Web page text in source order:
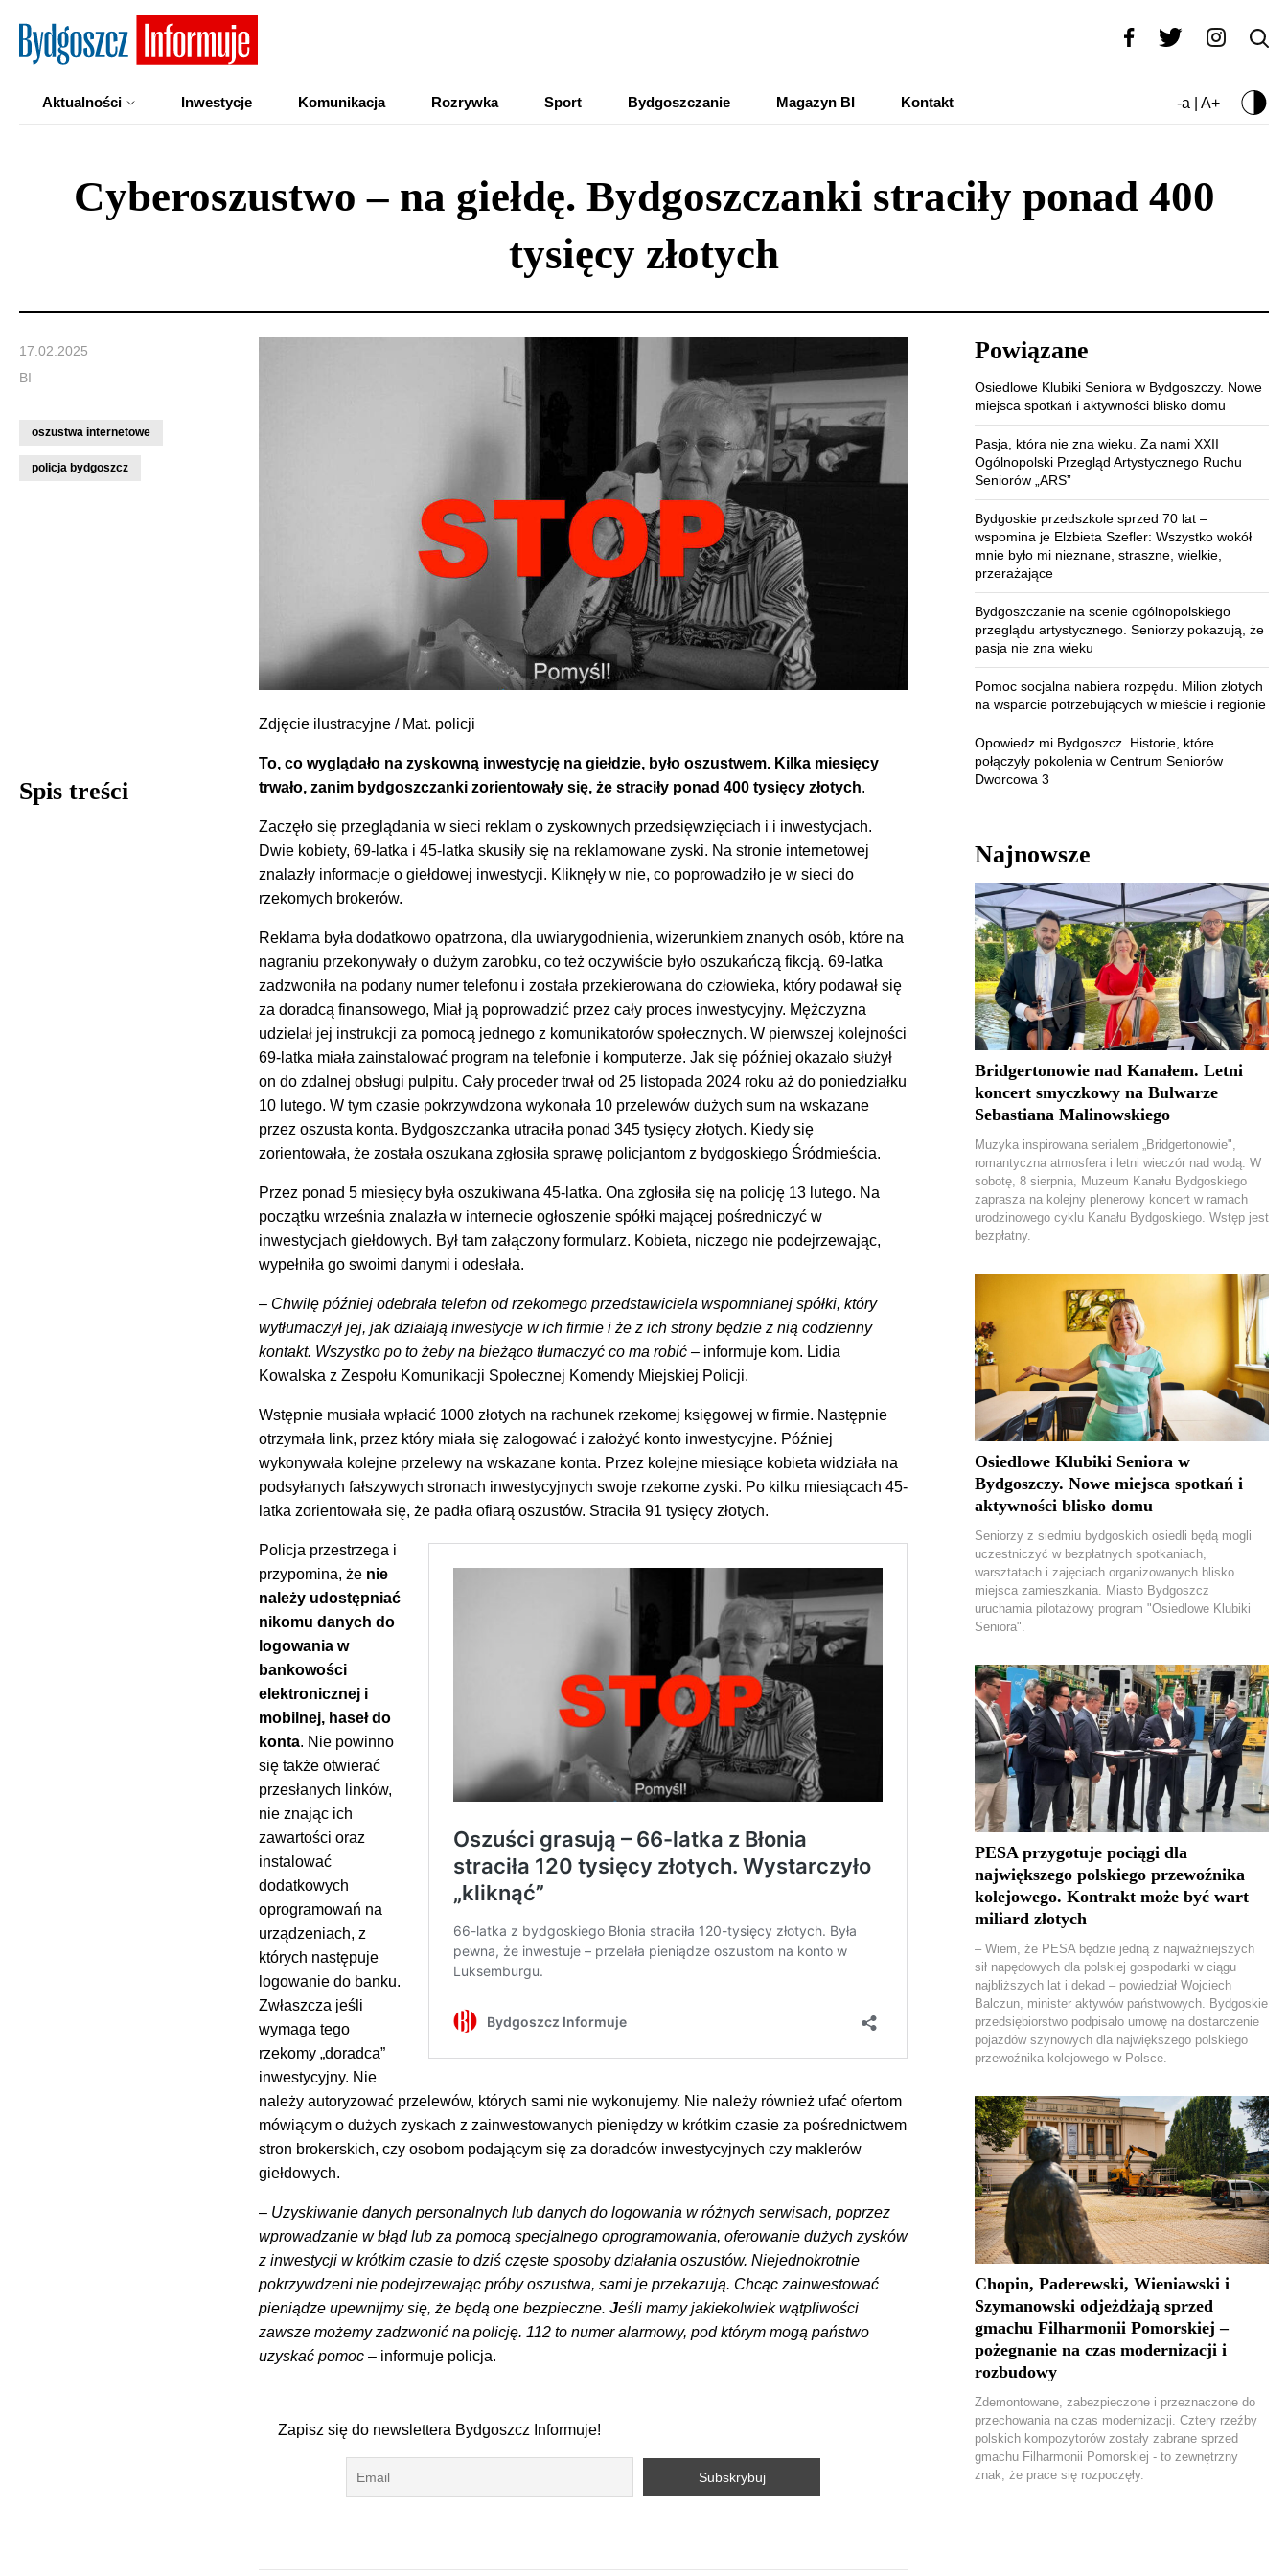
Aktualności Inwestycje Komunikacja Rozrywka Sport Bydgoszczanie Magazyn BI Kontakt -a | A+
Cyberoszustwo – na giełdę. Bydgoszczanki straciły ponad 400
tysięcy złotych
17.02.2025
BI
oszustwa internetowe
policja bydgoszcz
Spis treści
Zdjęcie ilustracyjne / Mat. policji
To, co wyglądało na zyskowną inwestycję na giełdzie, było oszustwem. Kilka miesięcy
trwało, zanim bydgoszczanki zorientowały się, że straciły ponad 400 tysięcy złotych.
Zaczęło się przeglądania w sieci reklam o zyskownych przedsięwzięciach i i inwestycjach.
Dwie kobiety, 69-latka i 45-latka skusiły się na reklamowane zyski. Na stronie internetowej
znalazły informacje o giełdowej inwestycji. Kliknęły w nie, co poprowadziło je w sieci do
rzekomych brokerów.
Reklama była dodatkowo opatrzona, dla uwiarygodnienia, wizerunkiem znanych osób, które na
nagraniu przekonywały o dużym zarobku, co też oczywiście było oszukańczą fikcją. 69-latka
zadzwoniła na podany numer telefonu i została przekierowana do człowieka, który podawał się
za doradcą finansowego, Miał ją poprowadzić przez cały proces inwestycyjny. Mężczyzna
udzielał jej instrukcji za pomocą jednego z komunikatorów społecznych. W pierwszej kolejności
69-latka miała zainstalować program na telefonie i komputerze. Jak się później okazało służył
on do zdalnej obsługi pulpitu. Cały proceder trwał od 25 listopada 2024 roku aż do poniedziałku
10 lutego. W tym czasie pokrzywdzona wykonała 10 przelewów dużych sum na wskazane
przez oszusta konta. Bydgoszczanka utraciła ponad 345 tysięcy złotych. Kiedy się
zorientowała, że została oszukana zgłosiła sprawę policjantom z bydgoskiego Śródmieścia.
Przez ponad 5 miesięcy była oszukiwana 45-latka. Ona zgłosiła się na policję 13 lutego. Na
początku września znalazła w internecie ogłoszenie spółki mającej pośredniczyć w
inwestycjach giełdowych. Był tam załączony formularz. Kobieta, niczego nie podejrzewając,
wypełniła go swoimi danymi i odesłała.
– Chwilę później odebrała telefon od rzekomego przedstawiciela wspomnianej spółki, który
wytłumaczył jej, jak działają inwestycje w ich firmie i że z ich strony będzie z nią codzienny
kontakt. Wszystko po to żeby na bieżąco tłumaczyć co ma robić – informuje kom. Lidia
Kowalska z Zespołu Komunikacji Społecznej Komendy Miejskiej Policji.
Wstępnie musiała wpłacić 1000 złotych na rachunek rzekomej księgowej w firmie. Następnie
otrzymała link, przez który miała się zalogować i założyć konto inwestycyjne. Później
wykonywała kolejne przelewy na wskazane konta. Przez kolejne miesiące kobieta widziała na
podsyłanych fałszywych stronach inwestycyjnych swoje rzekome zyski. Po kilku miesiącach 45-
latka zorientowała się, że padła ofiarą oszustów. Straciła 91 tysięcy złotych.
Policja przestrzega i
przypomina, że nie
należy udostępniać
nikomu danych do
logowania w
bankowości
elektronicznej i
mobilnej, haseł do
konta. Nie powinno
się także otwierać
przesłanych linków,
nie znając ich
zawartości oraz
instalować
dodatkowych
oprogramowań na
urządzeniach, z
których następuje
logowanie do banku.
Zwłaszcza jeśli
wymaga tego
rzekomy „doradca”
inwestycyjny. Nie
należy autoryzować przelewów, których sami nie wykonujemy. Nie należy również ufać ofertom
mówiącym o dużych zyskach z zainwestowanych pieniędzy w krótkim czasie za pośrednictwem
stron brokerskich, czy osobom podającym się za doradców inwestycyjnych czy maklerów
giełdowych.
– Uzyskiwanie danych personalnych lub danych do logowania w różnych serwisach, poprzez
wprowadzanie w błąd lub za pomocą specjalnego oprogramowania, oferowanie dużych zysków
z inwestycji w krótkim czasie to dziś częste sposoby działania oszustów. Niejednokrotnie
pokrzywdzeni nie podejrzewając próby oszustwa, sami je przekazują. Chcąc zainwestować
pieniądze upewnijmy się, że będą one bezpieczne. Jeśli mamy jakiekolwiek wątpliwości
zawsze możemy zadzwonić na policję. 112 to numer alarmowy, pod którym mogą państwo
uzyskać pomoc – informuje policja.
Zapisz się do newslettera Bydgoszcz Informuje!
Powiązane
Osiedlowe Klubiki Seniora w Bydgoszczy. Nowe
miejsca spotkań i aktywności blisko domu
Pasja, która nie zna wieku. Za nami XXII
Ogólnopolski Przegląd Artystycznego Ruchu
Seniorów „ARS”
Bydgoskie przedszkole sprzed 70 lat –
wspomina je Elżbieta Szefler: Wszystko wokół
mnie było mi nieznane, straszne, wielkie,
przerażające
Bydgoszczanie na scenie ogólnopolskiego
przeglądu artystycznego. Seniorzy pokazują, że
pasja nie zna wieku
Pomoc socjalna nabiera rozpędu. Milion złotych
na wsparcie potrzebujących w mieście i regionie
Opowiedz mi Bydgoszcz. Historie, które
połączyły pokolenia w Centrum Seniorów
Dworcowa 3
Najnowsze
Bridgertonowie nad Kanałem. Letni
koncert smyczkowy na Bulwarze
Sebastiana Malinowskiego
Muzyka inspirowana serialem „Bridgertonowie",
romantyczna atmosfera i letni wieczór nad wodą. W
sobotę, 8 sierpnia, Muzeum Kanału Bydgoskiego
zaprasza na kolejny plenerowy koncert w ramach
urodzinowego cyklu Kanału Bydgoskiego. Wstęp jest
bezpłatny.
Osiedlowe Klubiki Seniora w
Bydgoszczy. Nowe miejsca spotkań i
aktywności blisko domu
Seniorzy z siedmiu bydgoskich osiedli będą mogli
uczestniczyć w bezpłatnych spotkaniach,
warsztatach i zajęciach organizowanych blisko
miejsca zamieszkania. Miasto Bydgoszcz
uruchamia pilotażowy program "Osiedlowe Klubiki
Seniora".
PESA przygotuje pociągi dla
największego polskiego przewoźnika
kolejowego. Kontrakt może być wart
miliard złotych
– Wiem, że PESA będzie jedną z najważniejszych
sił napędowych dla polskiej gospodarki w ciągu
najbliższych lat i dekad – powiedział Wojciech
Balczun, minister aktywów państwowych. Bydgoskie
przedsiębiorstwo podpisało umowę na dostarczenie
pojazdów szynowych dla największego polskiego
przewoźnika kolejowego w Polsce.
Chopin, Paderewski, Wieniawski i
Szymanowski odjeżdżają sprzed
gmachu Filharmonii Pomorskiej –
pożegnanie na czas modernizacji i
rozbudowy
Zdemontowane, zabezpieczone i przeznaczone do
przechowania na czas modernizacji. Cztery rzeźby
polskich kompozytorów zostały zabrane sprzed
gmachu Filharmonii Pomorskiej - to zewnętrzny
znak, że prace się rozpoczęły.